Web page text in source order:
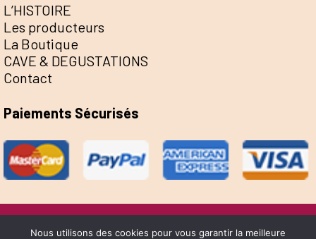
L’HISTOIRE
Les producteurs
La Boutique
CAVE & DEGUSTATIONS
Contact
Paiements Sécurisés
@Escale de la Save 2022 - Réalisation Sophie
Nous utilisons des cookies pour vous garantir la meilleure